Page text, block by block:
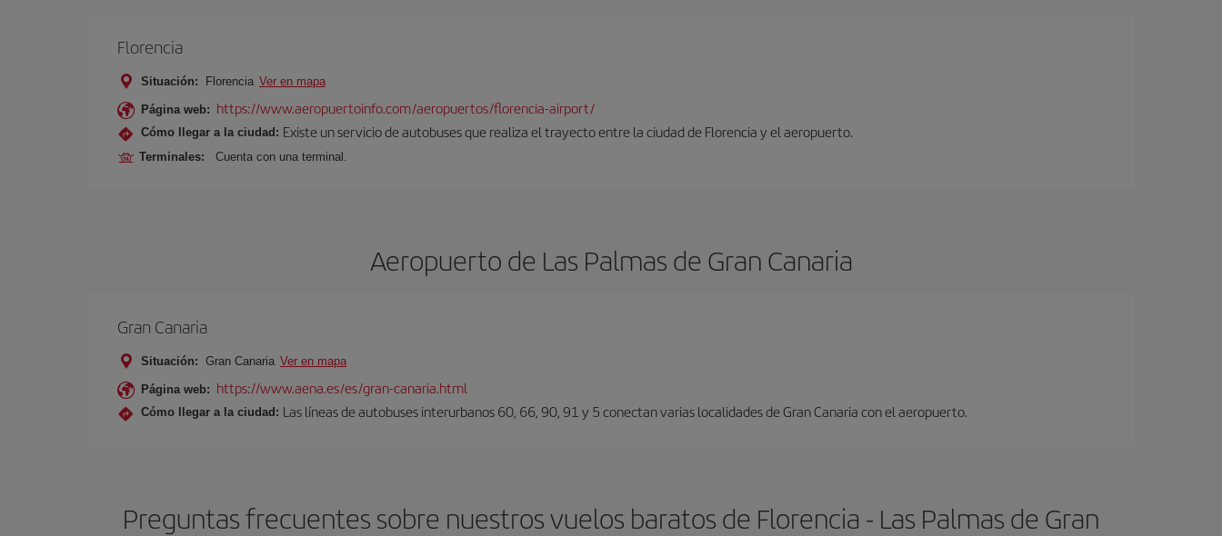
Florencia
Situación: Florencia Ver en mapa
Página web: https://www.aeropuertoinfo.com/aeropuertos/florencia-airport/
Cómo llegar a la ciudad: Existe un servicio de autobuses que realiza el trayecto entre la ciudad de Florencia y el aeropuerto.
Terminales: Cuenta con una terminal.
Aeropuerto de Las Palmas de Gran Canaria
Gran Canaria
Situación: Gran Canaria Ver en mapa
Página web: https://www.aena.es/es/gran-canaria.html
Cómo llegar a la ciudad: Las líneas de autobuses interurbanos 60, 66, 90, 91 y 5 conectan varias localidades de Gran Canaria con el aeropuerto.
Preguntas frecuentes sobre nuestros vuelos baratos de Florencia - Las Palmas de Gran